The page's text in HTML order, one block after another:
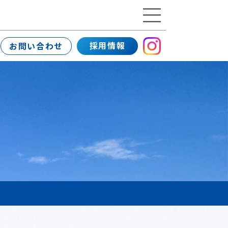
お問い合わせ 採用情報